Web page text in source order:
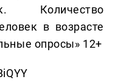
Количество
в возрасте
опросы» 12+